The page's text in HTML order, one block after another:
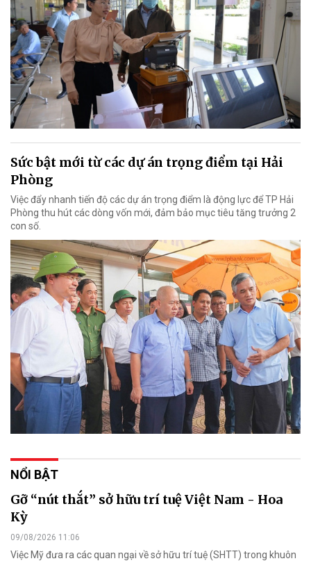
Sức bật mới từ các dự án trọng điểm tại Hải
Phòng
Việc đẩy nhanh tiến độ các dự án trọng điểm là động lực để TP Hải
Phòng thu hút các dòng vốn mới, đảm bảo mục tiêu tăng trưởng 2
con số.
NỔI BẬT
Gỡ “nút thắt” sở hữu trí tuệ Việt Nam - Hoa
Kỳ
09/08/2026 11:06
Việc Mỹ đưa ra các quan ngại về sở hữu trí tuệ (SHTT) trong khuôn